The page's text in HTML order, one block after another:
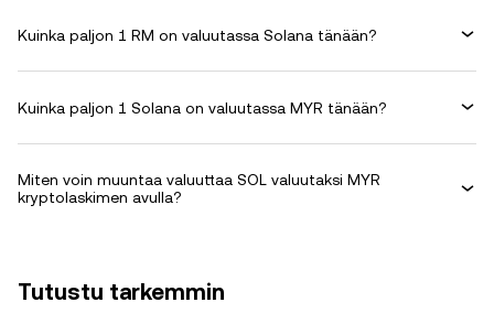
Kuinka paljon 1 RM on valuutassa Solana tänään?
Kuinka paljon 1 Solana on valuutassa MYR tänään?
Miten voin muuntaa valuuttaa SOL valuutaksi MYR
kryptolaskimen avulla?
Tutustu tarkemmin